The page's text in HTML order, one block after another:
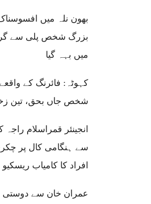
بھون نلہ میں
بزرگ شخص پلی سے گر
میں بہہ گیا
کہوٹہ: فائرنگ کے
شخص جاں بحق، تین
انجینئر قمراسلام راجہ
افراد کا کامیاب ریسکیو
عمران خان سے دوستی